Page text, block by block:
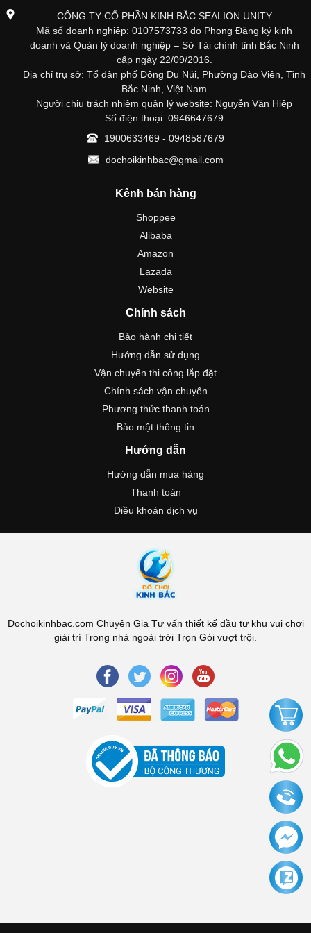
CÔNG TY CỔ PHẦN KINH BẮC SEALION UNITY
Mã số doanh nghiệp: 0107573733 do Phong Đăng ký kinh
doanh và Quản lý doanh nghiệp – Sở Tài chính tỉnh Bắc Ninh
cấp ngày 22/09/2016.
Địa chỉ trụ sở: Tổ dân phố Đông Du Núi, Phường Đào Viên, Tỉnh
Bắc Ninh, Việt Nam
Người chịu trách nhiệm quản lý website: Nguyễn Văn Hiệp
Số điện thoại: 0946647679
1900633469 - 0948587679
dochoikinhbac@gmail.com
Kênh bán hàng
Shoppee
Alibaba
Amazon
Lazada
Website
Chính sách
Bảo hành chi tiết
Hướng dẫn sử dụng
Vận chuyển thi công lắp đặt
Chính sách vận chuyển
Phương thức thanh toán
Bảo mật thông tin
Hướng dẫn
Hướng dẫn mua hàng
Thanh toán
Điều khoản dịch vụ
Dochoikinhbac.com Chuyên Gia Tư vấn thiết kế đầu tư khu vui chơi
giải trí Trong nhà ngoài trời Trọn Gói vượt trội.